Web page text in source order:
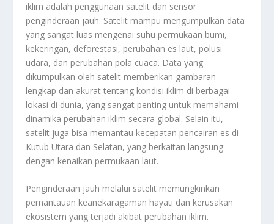
iklim adalah penggunaan satelit dan sensor
penginderaan jauh. Satelit mampu mengumpulkan data
yang sangat luas mengenai suhu permukaan bumi,
kekeringan, deforestasi, perubahan es laut, polusi
udara, dan perubahan pola cuaca. Data yang
dikumpulkan oleh satelit memberikan gambaran
lengkap dan akurat tentang kondisi iklim di berbagai
lokasi di dunia, yang sangat penting untuk memahami
dinamika perubahan iklim secara global. Selain itu,
satelit juga bisa memantau kecepatan pencairan es di
Kutub Utara dan Selatan, yang berkaitan langsung
dengan kenaikan permukaan laut.
Penginderaan jauh melalui satelit memungkinkan
pemantauan keanekaragaman hayati dan kerusakan
ekosistem yang terjadi akibat perubahan iklim.